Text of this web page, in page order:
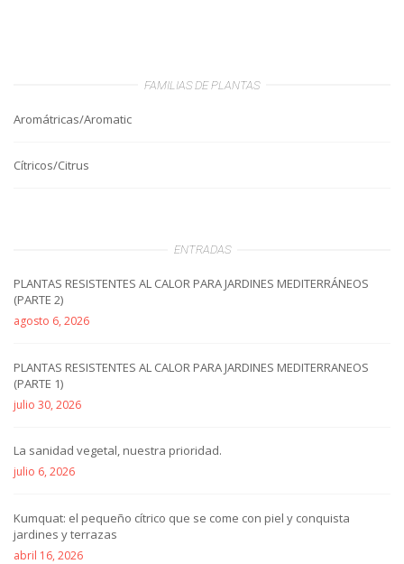
FAMILIAS DE PLANTAS
Aromátricas/Aromatic
Cítricos/Citrus
ENTRADAS
PLANTAS RESISTENTES AL CALOR PARA JARDINES MEDITERRÁNEOS
(PARTE 2)
agosto 6, 2026
PLANTAS RESISTENTES AL CALOR PARA JARDINES MEDITERRANEOS
(PARTE 1)
julio 30, 2026
La sanidad vegetal, nuestra prioridad.
julio 6, 2026
Kumquat: el pequeño cítrico que se come con piel y conquista
jardines y terrazas
abril 16, 2026